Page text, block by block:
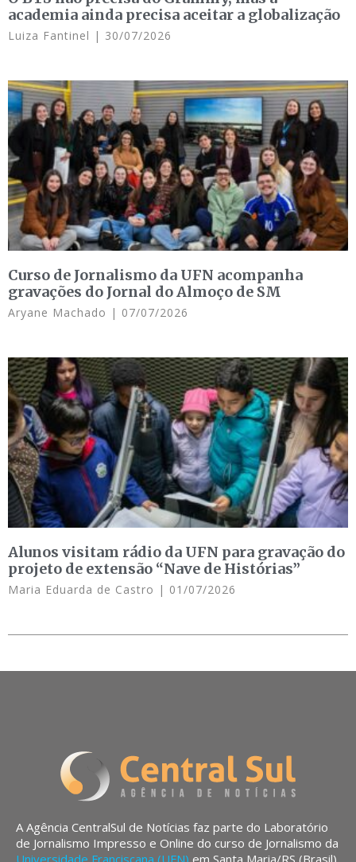
academia ainda precisa aceitar a globalização
Luiza Fantinel 30/07/2026
Curso de Jornalismo da UFN acompanha
gravações do Jornal do Almoço de SM
Aryane Machado 07/07/2026
Alunos visitam rádio da UFN para gravação do
projeto de extensão “Nave de Histórias”
Maria Eduarda de Castro 01/07/2026
A Agência CentralSul de Notícias faz parte do Laboratório
de Jornalismo Impresso e Online do curso de Jornalismo da
Universidade Franciscana (UFN) em Santa Maria/RS (Brasil).